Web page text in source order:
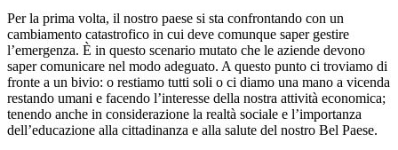
Per la prima volta, il nostro paese si sta confrontando con un
cambiamento catastrofico in cui deve comunque saper gestire
l’emergenza. È in questo scenario mutato che le aziende devono
saper comunicare nel modo adeguato. A questo punto ci troviamo di
fronte a un bivio: o restiamo tutti soli o ci diamo una mano a vicenda
restando umani e facendo l’interesse della nostra attività economica;
tenendo anche in considerazione la realtà sociale e l’importanza
dell’educazione alla cittadinanza e alla salute del nostro Bel Paese.